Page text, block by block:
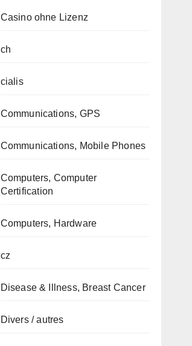
Casino ohne Lizenz
ch
cialis
Communications, GPS
Communications, Mobile Phones
Computers, Computer
Certification
Computers, Hardware
cz
Disease & Illness, Breast Cancer
Divers / autres